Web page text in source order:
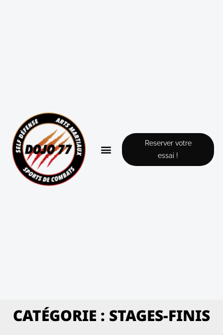
Reserver votre
essai !
CATÉGORIE : STAGES-FINIS